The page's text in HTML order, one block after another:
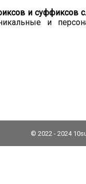
и суффиксов
и
© 2022 - 2024